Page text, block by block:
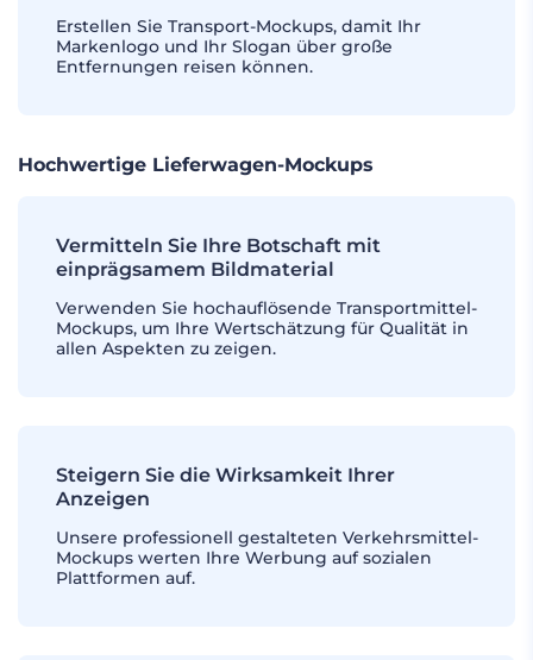
Erstellen Sie Transport-Mockups, damit Ihr
Markenlogo und Ihr Slogan über große
Entfernungen reisen können.
Hochwertige Lieferwagen-Mockups
Vermitteln Sie Ihre Botschaft mit
einprägsamem Bildmaterial
Verwenden Sie hochauflösende Transportmittel-
Mockups, um Ihre Wertschätzung für Qualität in
allen Aspekten zu zeigen.
Steigern Sie die Wirksamkeit Ihrer
Anzeigen
Unsere professionell gestalteten Verkehrsmittel-
Mockups werten Ihre Werbung auf sozialen
Plattformen auf.